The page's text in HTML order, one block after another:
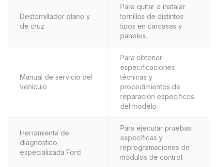
Destornillador plano y
de cruz
Para quitar o instalar
tornillos de distintos
tipos en carcasas y
paneles.
Manual de servicio del
vehículo
Para obtener
especificaciones
técnicas y
procedimientos de
reparación específicos
del modelo.
Herramienta de
diagnóstico
especializada Ford
Para ejecutar pruebas
específicas y
reprogramaciones de
módulos de control.